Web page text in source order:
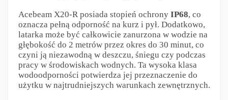
Acebeam X20-R posiada stopień ochrony IP68, co
oznacza pełną odporność na kurz i pył. Dodatkowo,
latarka może być całkowicie zanurzona w wodzie na
głębokość do 2 metrów przez okres do 30 minut, co
czyni ją niezawodną w deszczu, śniegu czy podczas
pracy w środowiskach wodnych. Ta wysoka klasa
wodoodporności potwierdza jej przeznaczenie do
użytku w najtrudniejszych warunkach zewnętrznych.